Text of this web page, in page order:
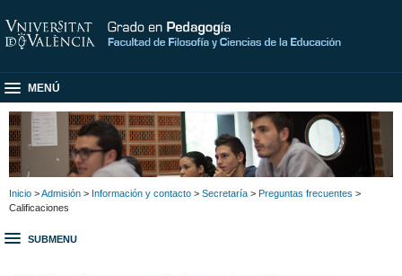
MENÚ
Inicio >Admisión > Información y contacto > Secretaría > Preguntas frecuentes >
Calificaciones
SUBMENU